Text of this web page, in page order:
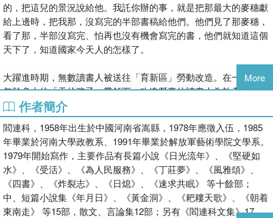
的，把這兒的景況說給他。我託你辦的事，就是把那最大的麥穗獻
給上邊時，把我那，沒寫完的半部書稿給他們。他們見了那麥穗，
看了那，半部沒寫完、怕再也沒有機會寫完的書，他們就知道這個
天下了，知道國家今天人的怎樣了。
大躍進時期，無數讀書人被送往「育新區」勞動改造。在一個不知
年齡多大的「天的孩子」帶領下，改造營裏的讀書人為畝產十萬斤
糧食而努力，為把沙子煉成鋼鐵而瘋狂。背叛、出賣、信仰、懺
悔……可是這些「罪人」又從未曉得自己的苦難來自哪裏，一如西
西弗斯安然接受懲戒，拒絕懷疑神明。荒誕，無法依靠堅持信仰克
服，不論信仰神明抑或「最最上邊」。
這是人類知識分子共同的命運？
還是人類歷史的一段最獨特的扭曲？
More
作者簡介
閻連科，1958年出生於中國河南省嵩縣，1978年應徵入伍，1985
年畢業於河南大學政教系、1991年畢業於解放軍藝術學院文學系。
1979年開始寫作，主要作品有長篇小說《日光流年》、《堅硬如
水》、《受活》、《為人民服務》、《丁莊夢》、《風雅頌》、
《四書》、《炸裂志》、《日熄》、《速求共眠》 等十餘部；
中、短篇小說集《年月日》、《黃金洞》、《耙耬天歌》、《朝着
東南走》 等15部，散文、言論集12部；另有《閻連科文集》17